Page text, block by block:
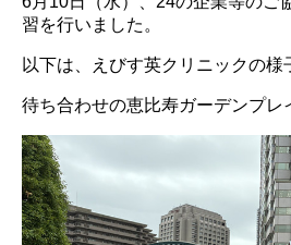
習を行いました。
以下は、えびす英クリニックの様
待ち合わせの恵比寿ガーデンプレ